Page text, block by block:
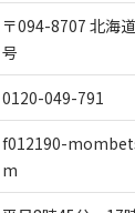
〒094-8707 北海
号
0120-049-791
f012190-
m